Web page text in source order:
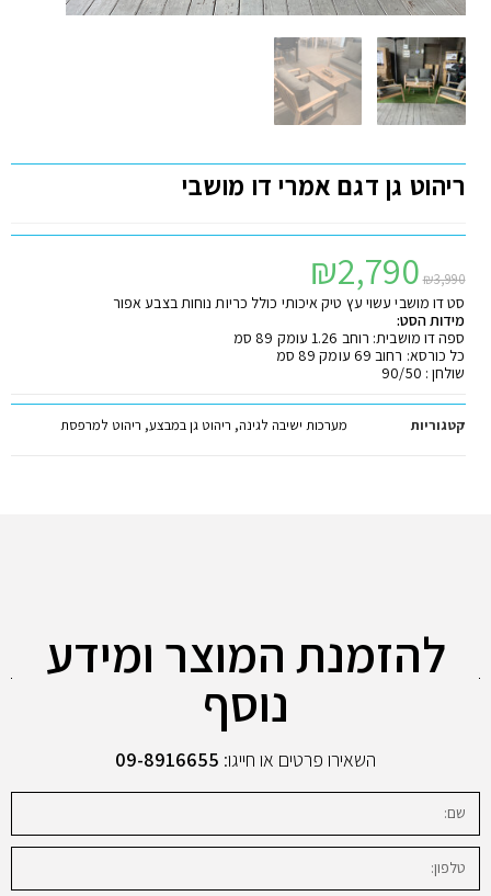
ריהוט גן דגם אמרי דו מושבי
₪3,990
₪2,790
סט דו מושבי עשוי עץ טיק איכותי כולל כריות נוחות בצבע אפור
מידות הסט:
ספה דו מושבית: רוחב 1.26 עומק 89 סמ
כל כורסא: רחוב 69 עומק 89 סמ
שולחן : 90/50
קטגוריות מערכות ישיבה לגינה, ריהוט גן במבצע, ריהוט למרפסת
להזמנת המוצר ומידע
נוסף
השאירו פרטים או חייגו: 09-8916655